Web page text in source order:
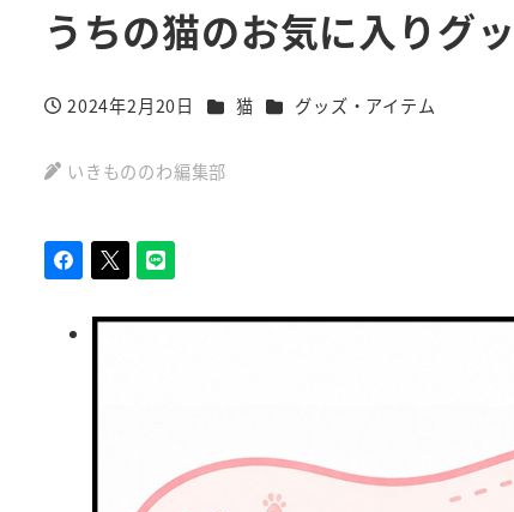
うちの猫のお気に入りグ
投稿日
2024年2月20日 カテゴリー
猫 カテゴリー
グッズ・アイテム
いきもののわ編集部